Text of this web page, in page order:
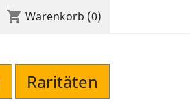
shopping_cart Warenkorb (0)
Raritäten